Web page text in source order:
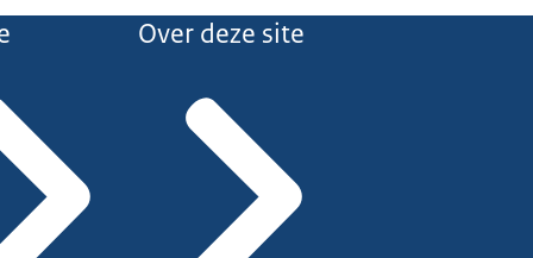
Over deze site